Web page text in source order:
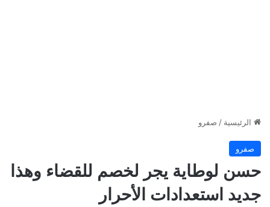
الرئيسية / صفرو
صفرو
حسن لوطاية يجر لخصم للقضاء وهذا
جديد استعدادات الأحرار